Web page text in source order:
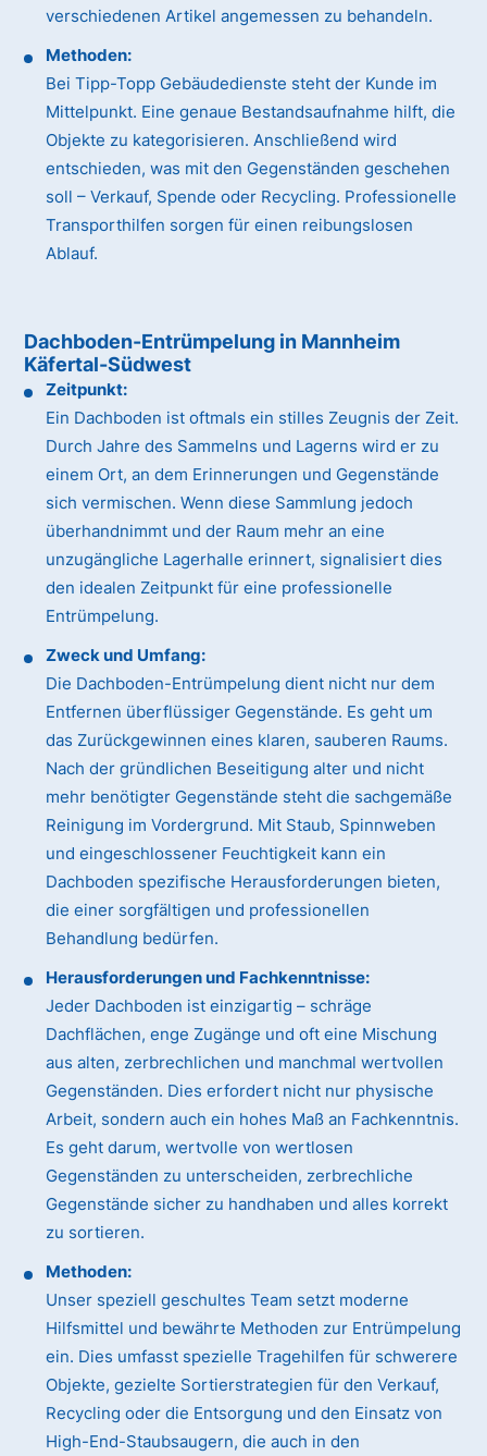
verschiedenen Artikel angemessen zu behandeln.
Methoden:
Bei Tipp-Topp Gebäudedienste steht der Kunde im
Mittelpunkt. Eine genaue Bestandsaufnahme hilft, die
Objekte zu kategorisieren. Anschließend wird
entschieden, was mit den Gegenständen geschehen
soll – Verkauf, Spende oder Recycling. Professionelle
Transporthilfen sorgen für einen reibungslosen
Ablauf.
Dachboden-Entrümpelung in Mannheim
Käfertal-Südwest
Zeitpunkt:
Ein Dachboden ist oftmals ein stilles Zeugnis der Zeit.
Durch Jahre des Sammelns und Lagerns wird er zu
einem Ort, an dem Erinnerungen und Gegenstände
sich vermischen. Wenn diese Sammlung jedoch
überhandnimmt und der Raum mehr an eine
unzugängliche Lagerhalle erinnert, signalisiert dies
den idealen Zeitpunkt für eine professionelle
Entrümpelung.
Zweck und Umfang:
Die Dachboden-Entrümpelung dient nicht nur dem
Entfernen überflüssiger Gegenstände. Es geht um
das Zurückgewinnen eines klaren, sauberen Raums.
Nach der gründlichen Beseitigung alter und nicht
mehr benötigter Gegenstände steht die sachgemäße
Reinigung im Vordergrund. Mit Staub, Spinnweben
und eingeschlossener Feuchtigkeit kann ein
Dachboden spezifische Herausforderungen bieten,
die einer sorgfältigen und professionellen
Behandlung bedürfen.
Herausforderungen und Fachkenntnisse:
Jeder Dachboden ist einzigartig – schräge
Dachflächen, enge Zugänge und oft eine Mischung
aus alten, zerbrechlichen und manchmal wertvollen
Gegenständen. Dies erfordert nicht nur physische
Arbeit, sondern auch ein hohes Maß an Fachkenntnis.
Es geht darum, wertvolle von wertlosen
Gegenständen zu unterscheiden, zerbrechliche
Gegenstände sicher zu handhaben und alles korrekt
zu sortieren.
Methoden:
Unser speziell geschultes Team setzt moderne
Hilfsmittel und bewährte Methoden zur Entrümpelung
ein. Dies umfasst spezielle Tragehilfen für schwerere
Objekte, gezielte Sortierstrategien für den Verkauf,
Recycling oder die Entsorgung und den Einsatz von
High-End-Staubsaugern, die auch in den